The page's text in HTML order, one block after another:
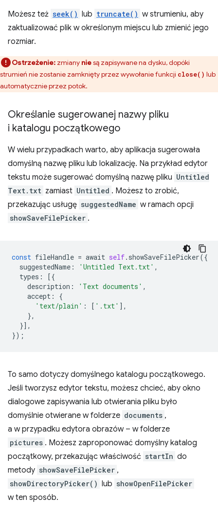
Możesz też seek() lub truncate() w strumieniu, aby
zaktualizować plik w określonym miejscu lub zmienić jego
rozmiar.
Ostrzeżenie: zmiany niesą zapisywane na dysku, dopóki
strumień nie zostanie zamknięty przez wywołanie funkcji close() lub
automatycznie przez potok.
Określanie sugerowanej nazwy pliku
i katalogu początkowego
W wielu przypadkach warto, aby aplikacja sugerowała
domyślną nazwę pliku lub lokalizację. Na przykład edytor
tekstu może sugerować domyślną nazwę pliku Untitled
Text.txt zamiast Untitled . Możesz to zrobić,
przekazując usługę suggestedName w ramach opcji
showSaveFilePicker .
const fileHandle = await self. showSaveFilePicker({
suggestedName : 'Untitled Text.txt' ,
types :
[{
description : 'Text documents' ,
accept :
{
'text/plain' : [ '.txt' ],
},
}],
});
To samo dotyczy domyślnego katalogu początkowego.
Jeśli tworzysz edytor tekstu, możesz chcieć, aby okno
dialogowe zapisywania lub otwierania pliku było
domyślnie otwierane w folderze documents ,
a w przypadku edytora obrazów – w folderze
pictures . Możesz zaproponować domyślny katalog
początkowy, przekazując właściwość startIn do
metody showSaveFilePicker ,
showDirectoryPicker() lub showOpenFilePicker
w ten sposób.